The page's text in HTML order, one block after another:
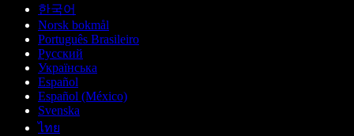
한국어
Norsk bokmål
Português Brasileiro
Русский
Українська
Español
Español (México)
Svenska
ไทย